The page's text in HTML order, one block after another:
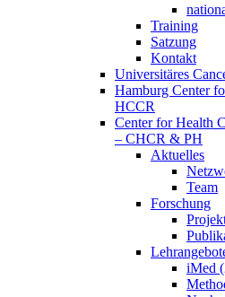
Training
Satzung
Kontakt
Universitäres
Hamburg Center
HCCR
Center for Health
– CHCR & PH
Aktuelles
Team
Forschung
iMed